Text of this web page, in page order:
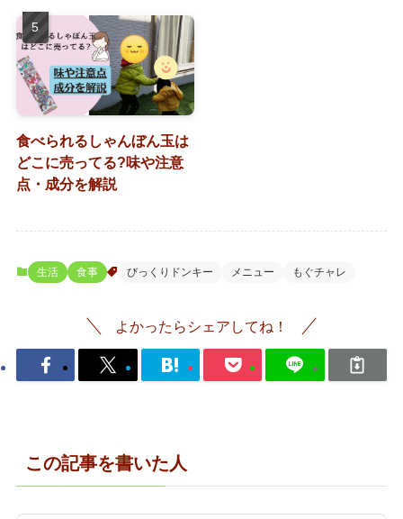
食べられるしゃんぼん玉は
どこに売ってる?味や注意
点・成分を解説
生活 食事 びっくりドンキー メニュー もぐチャレ
よかったらシェアしてね！
この記事を書いた人